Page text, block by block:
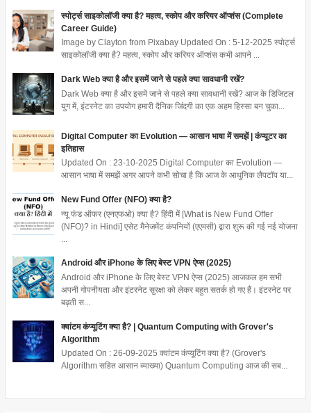
स्पोर्ट्स साइकोलॉजी क्या है? महत्व, स्कोप और करियर ऑप्शंस (Complete
Career Guide)
Image by Clayton from Pixabay Updated On : 5-12-2025 स्पोर्ट्स
साइकोलॉजी क्या है? महत्व, स्कोप और करियर ऑप्शंस कभी आपने ...
Dark Web क्या है और इसमें जाने से पहले क्या सावधानी रखें?
Dark Web क्या है और इसमें जाने से पहले क्या सावधानी रखें? आज के डिजिटल
युग में, इंटरनेट का उपयोग हमारी दैनिक जिंदगी का एक अहम हिस्सा बन चुका...
Digital Computer का Evolution — आसान भाषा में समझें | कंप्यूटर का
इतिहास
Updated On : 23-10-2025 Digital Computer का Evolution —
आसान भाषा में समझें अगर आपने कभी सोचा है कि आज के आधुनिक लैपटॉप या...
New Fund Offer (NFO) क्या है?
न्यू फंड ऑफर (एनएफओ) क्या है? हिंदी में [What is New Fund Offer
(NFO)? in Hindi] एसेट मैनेजमेंट कंपनियों (एएमसी) द्वारा शुरू की गई नई योजना
Android और iPhone के लिए बेस्ट VPN ऐप्स (2025)
Android और iPhone के लिए बेस्ट VPN ऐप्स (2025) आजकल हम सभी
अपनी गोपनीयता और इंटरनेट सुरक्षा को लेकर बहुत सतर्क हो गए हैं। इंटरनेट पर
बढ़ती स...
क्वांटम कंप्यूटिंग क्या है? | Quantum Computing with Grover's
Algorithm
Updated On : 26-09-2025 क्वांटम कंप्यूटिंग क्या है? (Grover's
Algorithm सहित आसान व्याख्या) Quantum Computing आज की सब...